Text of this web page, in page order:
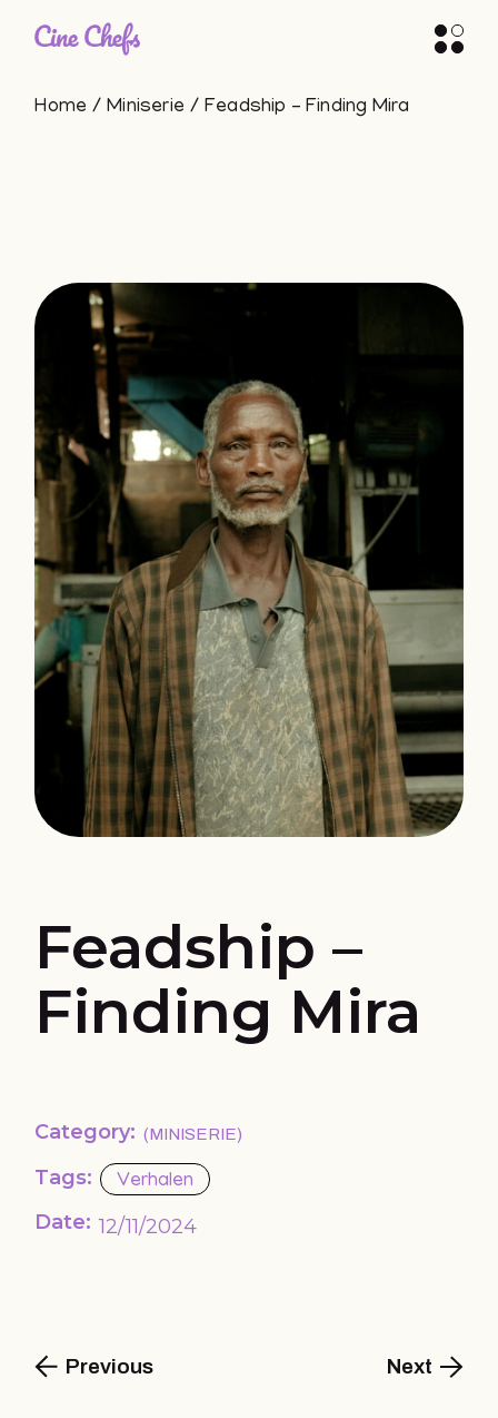
Home Miniserie Feadship – Finding Mira
Feadship –
Finding Mira
Category: MINISERIE
Tags: Verhalen
Date: 12/11/2024
Previous Next